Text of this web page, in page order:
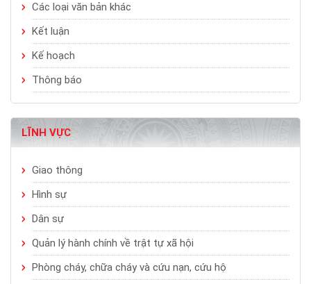
Các loại văn bản khác
Kết luận
Kế hoạch
Thông báo
LĨNH VỰC
Giao thông
Hình sự
Dân sự
Quản lý hành chính về trật tự xã hội
Phòng cháy, chữa cháy và cứu nạn, cứu hộ